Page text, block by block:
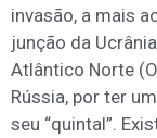
invasão, a mais
junção da
Atlântico Norte
Rússia, por ter
seu “quintal”.